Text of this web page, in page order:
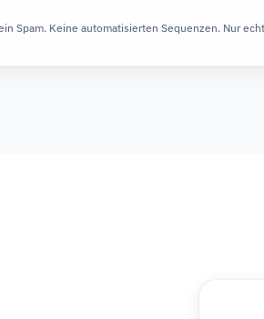
Spam. Keine automatisierten Sequenzen. Nur